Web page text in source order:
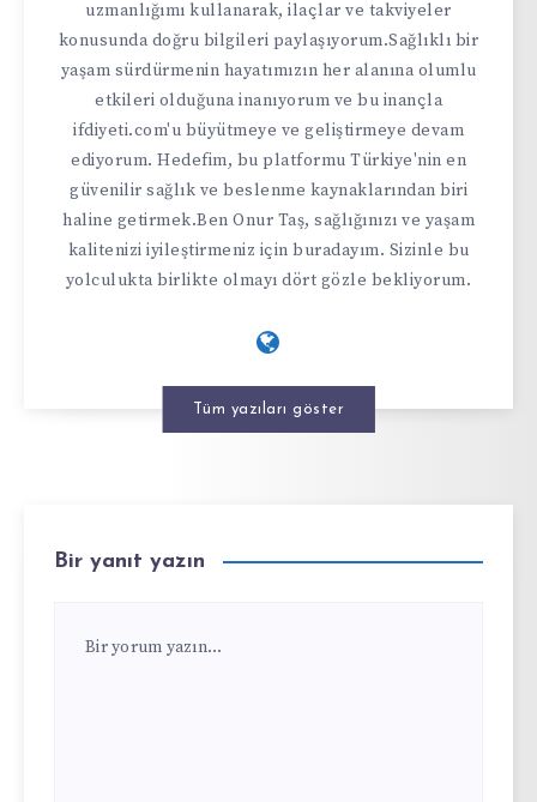
uzmanlığımı kullanarak, ilaçlar ve takviyeler
konusunda doğru bilgileri paylaşıyorum.Sağlıklı bir
yaşam sürdürmenin hayatımızın her alanına olumlu
etkileri olduğuna inanıyorum ve bu inançla
ifdiyeti.com'u büyütmeye ve geliştirmeye devam
ediyorum. Hedefim, bu platformu Türkiye'nin en
güvenilir sağlık ve beslenme kaynaklarından biri
haline getirmek.Ben Onur Taş, sağlığınızı ve yaşam
kalitenizi iyileştirmeniz için buradayım. Sizinle bu
yolculukta birlikte olmayı dört gözle bekliyorum.
Tüm yazıları göster
Bir yanıt yazın